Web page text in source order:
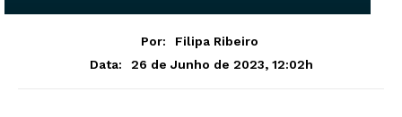
Por:
Filipa Ribeiro
Data:
26 de Junho de 2023, 12:02h